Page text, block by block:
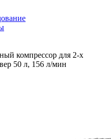
компрессор для 2-х
50 л, 156 л/мин